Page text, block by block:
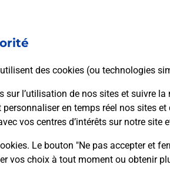
utilisent des cookies (ou technologies
l’utilisation de nos sites et suivre la
personnaliser en temps réel nos sites
vos centres d’intérêts sur notre site
Le bouton "Ne pas accepter et
vos choix à tout moment ou obtenir
Route De La Roche
19190 Palazinges